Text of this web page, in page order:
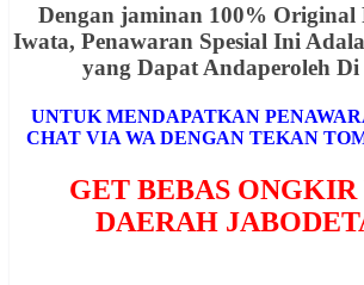
Dengan jaminan 100% Original
Iwata, Penawaran Spesial Ini
yang Dapat Andaperoleh Di
UNTUK MENDAPATKAN
CHAT VIA WA DENGAN TEKAN
GET BEBAS
DAERAH